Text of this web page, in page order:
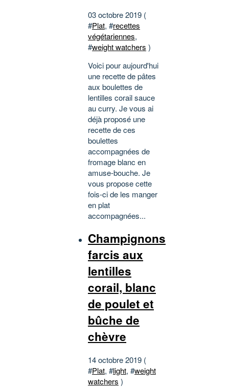
03 octobre 2019 (
#Plat, #recettes
végétariennes,
#weight watchers )
Voici pour aujourd'hui
une recette de pâtes
aux boulettes de
lentilles corail sauce
au curry. Je vous ai
déjà proposé une
recette de ces
boulettes
accompagnées de
fromage blanc en
amuse-bouche. Je
vous propose cette
fois-ci de les manger
en plat
accompagnées...
Champignons
farcis aux
lentilles
corail, blanc
de poulet et
bûche de
chèvre
14 octobre 2019 (
#Plat, #light, #weight
watchers )